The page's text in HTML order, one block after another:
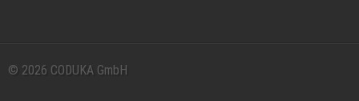
© 2026 CODUKA GmbH